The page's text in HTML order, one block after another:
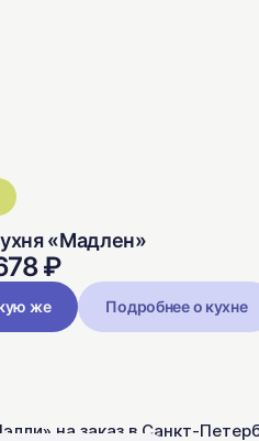
«Мадлен»
₽
же Подробнее о кухне